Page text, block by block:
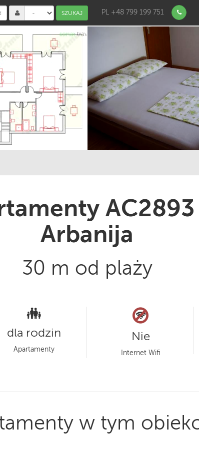
SZUKAJ PL +48 799 199 751
Arbanija
30 m od plaży
dla rodzin
Apartamenty
Nie
Internet Wifi
w tym